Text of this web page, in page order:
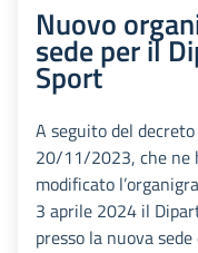
Nuovo
sede per il
Sport
A seguito del
20/11/2023, che ne
modificato
3 aprile 2024 il
presso la nuova